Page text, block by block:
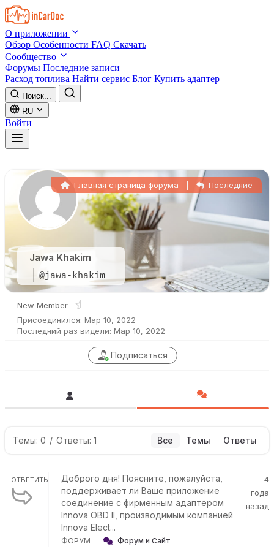
Skip to main content
О приложении
Обзор Особенности FAQ Скачать
Сообщество
Форумы Последние записи
Расход топлива Найти сервис Блог Купить адаптер
Поиск...
RU
Войти
Jawa Khakim
@jawa-khakim
Главная страница форума Последние
New Member
Присоединился: Мар 10, 2022
Последний раз видели: Мар 10, 2022
Подписаться
Темы: 0 / Ответы: 1 Все Темы Ответы
ОТВЕТИТЬ
Доброго дня! Поясните, пожалуйста,
поддерживает ли Ваше приложение
соединение с фирменным адаптером
Innova OBD II, производимым компанией
Innova Elect...
4
года
назад
ФОРУМ Форум и Сайт